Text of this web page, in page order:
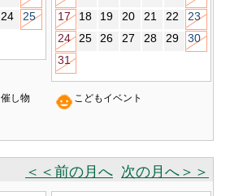
24
25
17
18 19 20 21 22
23
24
25 26 27 28 29
30
31
催し物
こどもイベント
＜＜前の月へ 次の月へ＞＞